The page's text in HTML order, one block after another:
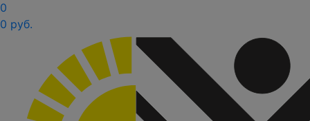
0
0 руб.